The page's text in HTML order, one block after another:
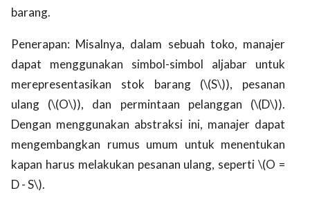
barang.
Penerapan: Misalnya, dalam sebuah toko, manajer
dapat menggunakan simbol-simbol aljabar untuk
merepresentasikan stok barang (\(S\)), pesanan
ulang (\(O\)), dan permintaan pelanggan (\(D\)).
Dengan menggunakan abstraksi ini, manajer dapat
mengembangkan rumus umum untuk menentukan
kapan harus melakukan pesanan ulang, seperti \(O =
D - S\).